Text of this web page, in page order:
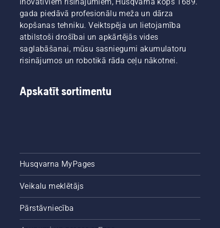
gada piedāvā profesionālu meža un dārza
kopšanas tehniku. Veiktspēja un lietojamība
atbilstoši drošībai un apkārtējās vides
saglabāšanai, mūsu sasniegumi akumulatoru
risinājumos un robotikā rāda ceļu nākotnei.
Apskatīt sortimentu
Husqvarna MyPages
Veikalu meklētājs
Pārstāvniecība